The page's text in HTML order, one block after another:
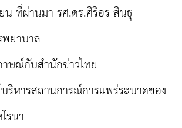
น ที่ผ่านมา รศ.ดร.ศิริอร สินธุ
ยาบาล
ษณ์กับสำนักข่าวไทย
ริหารสถานการณ์การแพร่ระบาดของ
รนา